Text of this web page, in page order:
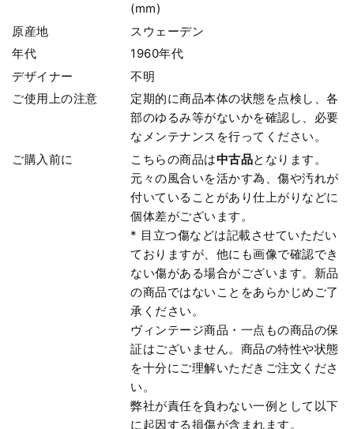
(mm)
原産地
スウェーデン
年代
1960年代
デザイナー
不明
ご使用上の注意
定期的に商品本体の状態を点検し、各
部のゆるみ等がないかを確認し、必要
なメンテナンスを行ってください。
ご購入前に
こちらの商品は中古品となります。
元々の風合いを活かす為、傷や汚れが
付いていることがあり仕上がりなどに
個体差がございます。
* 目立つ傷などは記載させていただい
ておりますが、他にも画像で確認でき
ない傷がある場合がございます。新品
の商品ではないことをあらかじめご了
承ください。
ヴィンテージ商品・一点もの商品の保
証はございません。商品の特性や状態
を十分にご理解いただきご注文くださ
い。
弊社が責任を負わない一例として以下
に起因する損傷が含まれます。